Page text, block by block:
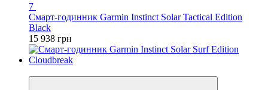
7
Смарт-годинник Garmin Instinct Solar Tactical Edition
Black
15 938 грн